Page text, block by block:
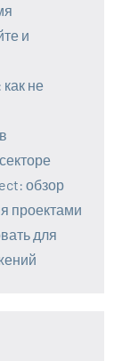
и
не
обзор
проектами
для